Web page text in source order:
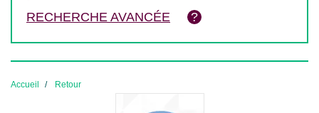
RECHERCHE AVANCÉE
Accueil Retour